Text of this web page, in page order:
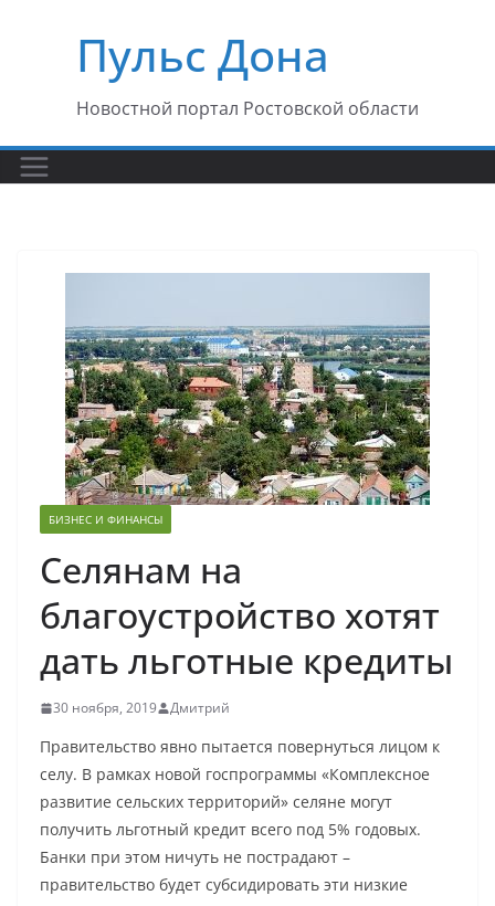
содержимомуПульс Дона
Новостной портал Ростовской области
БИЗНЕС И ФИНАНСЫ
Селянам на
благоустройство хотят
дать льготные кредиты
30 ноября, 2019 Дмитрий
Правительство явно пытается повернуться лицом к
селу. В рамках новой госпрограммы «Комплексное
развитие сельских территорий» селяне могут
получить льготный кредит всего под 5% годовых.
Банки при этом ничуть не пострадают –
правительство будет субсидировать эти низкие